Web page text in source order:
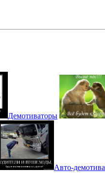
Демотиваторы
Авто-